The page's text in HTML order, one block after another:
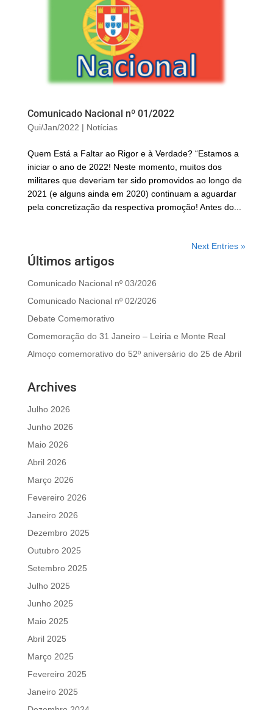
Comunicado Nacional nº 01/2022
Qui/Jan/2022 | Notícias
Quem Está a Faltar ao Rigor e à Verdade? “Estamos a
iniciar o ano de 2022! Neste momento, muitos dos
militares que deveriam ter sido promovidos ao longo de
2021 (e alguns ainda em 2020) continuam a aguardar
pela concretização da respectiva promoção! Antes do...
Next Entries »
Últimos artigos
Comunicado Nacional nº 03/2026
Comunicado Nacional nº 02/2026
Debate Comemorativo
Comemoração do 31 Janeiro – Leiria e Monte Real
Almoço comemorativo do 52º aniversário do 25 de Abril
Archives
Julho 2026
Junho 2026
Maio 2026
Abril 2026
Março 2026
Fevereiro 2026
Janeiro 2026
Dezembro 2025
Outubro 2025
Setembro 2025
Julho 2025
Junho 2025
Maio 2025
Abril 2025
Março 2025
Fevereiro 2025
Janeiro 2025